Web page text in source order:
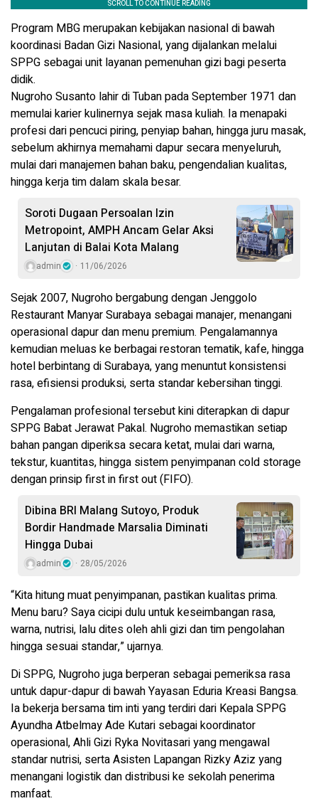
Program MBG merupakan kebijakan nasional di bawah
koordinasi Badan Gizi Nasional, yang dijalankan melalui
SPPG sebagai unit layanan pemenuhan gizi bagi peserta
didik.
Nugroho Susanto lahir di Tuban pada September 1971 dan
memulai karier kulinernya sejak masa kuliah. Ia menapaki
profesi dari pencuci piring, penyiap bahan, hingga juru masak,
sebelum akhirnya memahami dapur secara menyeluruh,
mulai dari manajemen bahan baku, pengendalian kualitas,
hingga kerja tim dalam skala besar.
Soroti Dugaan Persoalan Izin
Metropoint, AMPH Ancam Gelar Aksi
Lanjutan di Balai Kota Malang
admin 11/06/2026
Sejak 2007, Nugroho bergabung dengan Jenggolo
Restaurant Manyar Surabaya sebagai manajer, menangani
operasional dapur dan menu premium. Pengalamannya
kemudian meluas ke berbagai restoran tematik, kafe, hingga
hotel berbintang di Surabaya, yang menuntut konsistensi
rasa, efisiensi produksi, serta standar kebersihan tinggi.
Pengalaman profesional tersebut kini diterapkan di dapur
SPPG Babat Jerawat Pakal. Nugroho memastikan setiap
bahan pangan diperiksa secara ketat, mulai dari warna,
tekstur, kuantitas, hingga sistem penyimpanan cold storage
dengan prinsip first in first out (FIFO).
Dibina BRI Malang Sutoyo, Produk
Bordir Handmade Marsalia Diminati
Hingga Dubai
admin 28/05/2026
“Kita hitung muat penyimpanan, pastikan kualitas prima.
Menu baru? Saya cicipi dulu untuk keseimbangan rasa,
warna, nutrisi, lalu dites oleh ahli gizi dan tim pengolahan
hingga sesuai standar,” ujarnya.
Di SPPG, Nugroho juga berperan sebagai pemeriksa rasa
untuk dapur-dapur di bawah Yayasan Eduria Kreasi Bangsa.
Ia bekerja bersama tim inti yang terdiri dari Kepala SPPG
Ayundha Atbelmay Ade Kutari sebagai koordinator
operasional, Ahli Gizi Ryka Novitasari yang mengawal
standar nutrisi, serta Asisten Lapangan Rizky Aziz yang
menangani logistik dan distribusi ke sekolah penerima
manfaat.